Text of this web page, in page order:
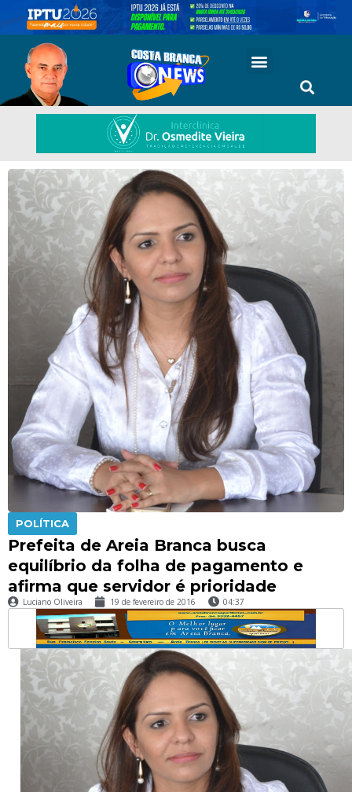
POLÍTICA
Prefeita de Areia Branca busca
equilíbrio da folha de pagamento e
afirma que servidor é prioridade
Luciano Oliveira 19 de fevereiro de 2016 04:37